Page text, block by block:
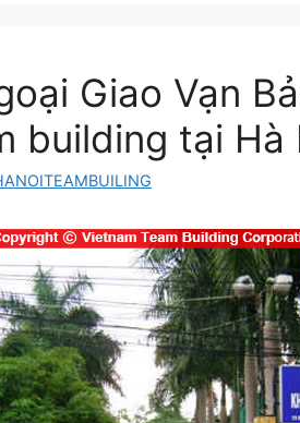
Giao Vạn
building tại Hà